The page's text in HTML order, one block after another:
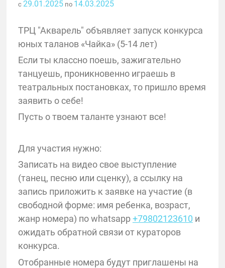
с 29.01.2025 по 14.03.2025
ТРЦ "Акварель" объявляет запуск конкурса
юных таланов «Чайка» (5-14 лет)
Если ты классно поешь, зажигательно
танцуешь, проникновенно играешь в
театральных постановках, то пришло время
заявить о себе!
Пусть о твоем таланте узнают все!
Для участия нужно:
Записать на видео свое выступление
(танец, песню или сценку), а ссылку на
запись приложить к заявке на участие (в
свободной форме: имя ребенка, возраст,
жанр номера) по whatsapp+79802123610 и
ожидать обратной связи от кураторов
конкурса.
Отобранные номера будут приглашены на